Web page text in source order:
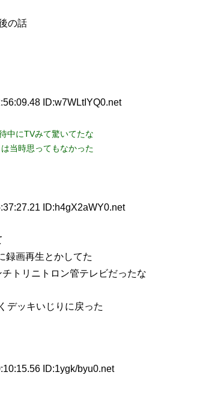
の話
ID:w7WLtIYQ0.net
中にTVみて驚いてたな
当時思ってもなかった
ID:h4gX2aWY0.net
録画再生とかしてた
トリニトロン管テレビだったな
デッキいじりに戻った
ID:1ygk/byu0.net